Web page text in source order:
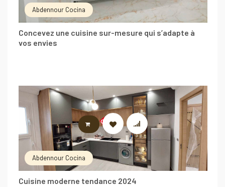
Abdennour Cocina
Concevez une cuisine sur-mesure qui s’adapte à
vos envies
Abdennour Cocina
Cuisine moderne tendance 2024
LIRE LA SUITE